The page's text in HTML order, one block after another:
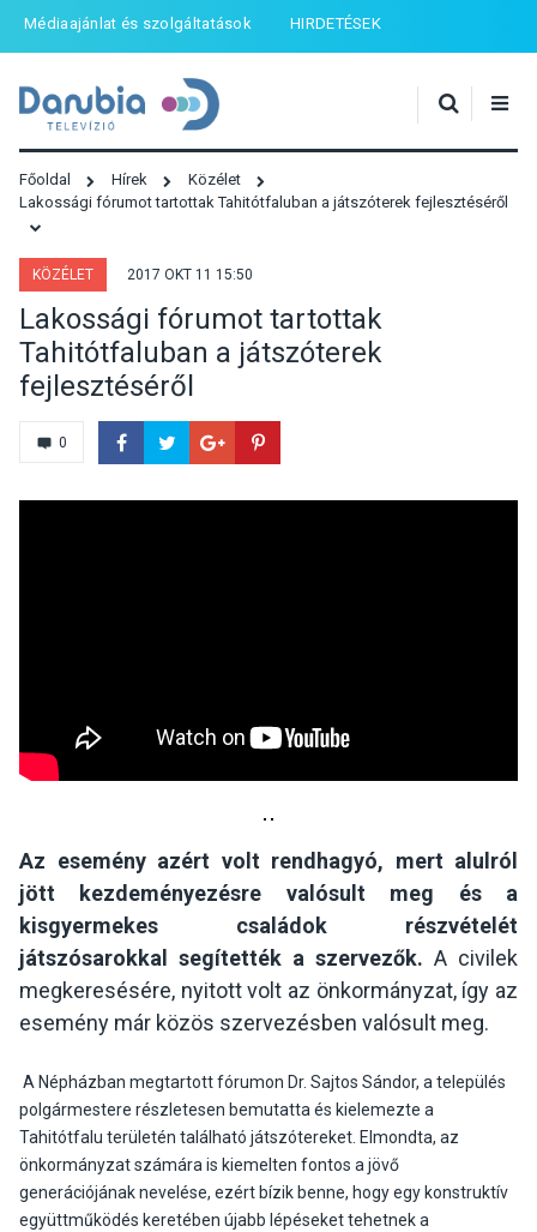
Médiaajánlat és szolgáltatások HIRDETÉSEK
Főoldal Hírek
Közélet
Lakossági fórumot tartottak Tahitótfaluban a játszóterek fejlesztéséről
KÖZÉLET 2017 OKT 11 15:50
Lakossági fórumot tartottak
Tahitótfaluban a játszóterek
fejlesztéséről
0
Az esemény azért volt rendhagyó, mert alulról
jött kezdeményezésre valósult meg és a
kisgyermekes családok részvételét
játszósarokkal segítették a szervezők. A civilek
megkeresésére, nyitott volt az önkormányzat, így az
esemény már közös szervezésben valósult meg.
A Népházban megtartott fórumon Dr. Sajtos Sándor, a település
polgármestere részletesen bemutatta és kielemezte a
Tahitótfalu területén található játszótereket. Elmondta, az
önkormányzat számára is kiemelten fontos a jövő
generációjának nevelése, ezért bízik benne, hogy egy konstruktív
együttműködés keretében újabb lépéseket tehetnek a